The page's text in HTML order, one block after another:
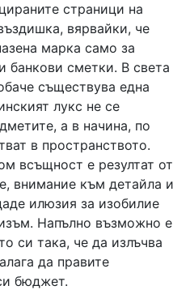
страници на
вярвайки, че
марка само за
банкови сметки. В света
съществува една
лукс не се
а в начина, по
в пространството.
всъщност е резултат от
внимание към детайла и
илюзия за изобилие
Напълно възможно е
си така, че да излъчва
да правите
бюджет.